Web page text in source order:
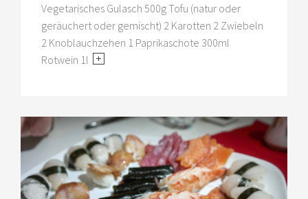
Vegetarisches Gulasch 500g Tofu (natur oder
geräuchert oder gemischt) 2 Karotten 2 Zwiebeln
2 Knoblauchzehen 1 Paprikaschote 300ml
Rotwein 1l